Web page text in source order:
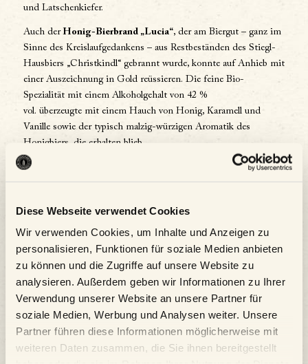
Diese Webseite verwendet Cookies
Wir verwenden Cookies, um Inhalte und Anzeigen zu
personalisieren, Funktionen für soziale Medien anbieten
zu können und die Zugriffe auf unsere Website zu
analysieren. Außerdem geben wir Informationen zu Ihrer
Verwendung unserer Website an unsere Partner für
soziale Medien, Werbung und Analysen weiter. Unsere
Partner führen diese Informationen möglicherweise mit
weiteren Daten zusammen, die Sie ihnen bereitgestellt
und Latschenkiefer.
Auch derHonig-Bierbrand „Lucia“, der am Biergut – ganz im
Sinne des Kreislaufgedankens – aus Restbeständen des Stiegl-
Hausbiers „Christkindl“ gebrannt wurde, konnte auf Anhieb mit
einer Auszeichnung in Gold reüssieren. Die feine Bio-
Spezialität mit einem Alkoholgehalt von 42 %
vol. überzeugte mit einem Hauch von Honig, Karamell und
Vanille sowie der typisch malzig-würzigen Aromatik des
Honigbiers, die erhalten blieb.
Ebenfalls erneut top-platziert ist der
Edelbrand“, gebrannt aus dem Urgetreide-Bier „Wildshut
mit seinem Zusammenspiel von dezenten Malznoten mit
fruchtigen, obergärigen Hefetönen, seinen vielschichtigen
Aromen und einem anhaltenden, weichen und runden
Geschmackserlebnis.
Der international besetzte Wettbewerb World Spirits Awardgilt
bei Spirituosen-Fans und -ProduzentInnen als die inoffizielle
Weltmeisterschaft der Branche. Auch in diesem Jahr
verzeichnete man wieder zahlreiche Einreichungen: insgesamt
nahmen 77 Destillerien aus 15 Nationen mit 304 Spirits teil,